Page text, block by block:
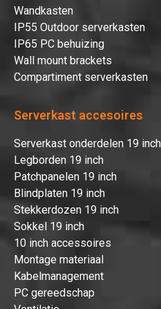
Wandkasten
IP55 Outdoor serverkasten
IP65 PC behuizing
Wall mount brackets
Compartiment serverkasten
Serverkast accesoires
Serverkast onderdelen 19 inch
Legborden 19 inch
Patchpanelen 19 inch
Blindplaten 19 inch
Stekkerdozen 19 inch
Sokkel 19 inch
10 inch accessoires
Montage materiaal
Kabelmanagement
PC gereedschap